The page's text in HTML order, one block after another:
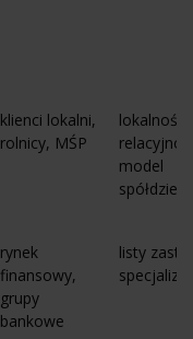
klienci lokalni,
rolnicy, MŚP
lokalność,
model
rynek
finansowy,
grupy
bankowe
listy